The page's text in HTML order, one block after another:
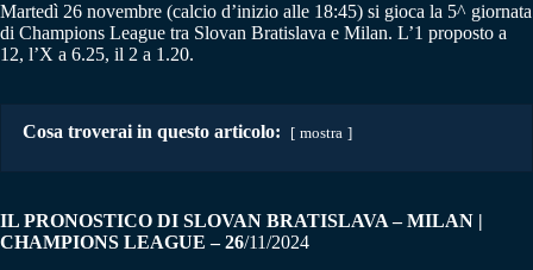
Martedì 26 novembre (calcio d’inizio alle 18:45) si gioca la 5^ giornata
di Champions League tra Slovan Bratislava e Milan. L’1 proposto a
12, l’X a 6.25, il 2 a 1.20.
Cosa troverai in questo articolo: mostra
IL PRONOSTICO DI SLOVAN BRATISLAVA – MILAN |
CHAMPIONS LEAGUE – 26/11/2024